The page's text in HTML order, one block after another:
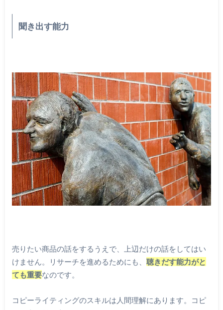
聞き出す能力
売りたい商品の話をするうえで、上辺だけの話をしてはい
けません。リサーチを進めるためにも、 聴きだす能力がと
ても重要なのです。
コピーライティングのスキルは人間理解にあります。コピ